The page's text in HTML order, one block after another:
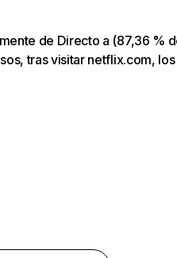
de Directo a (87,36 %
tras visitar netflix.com,